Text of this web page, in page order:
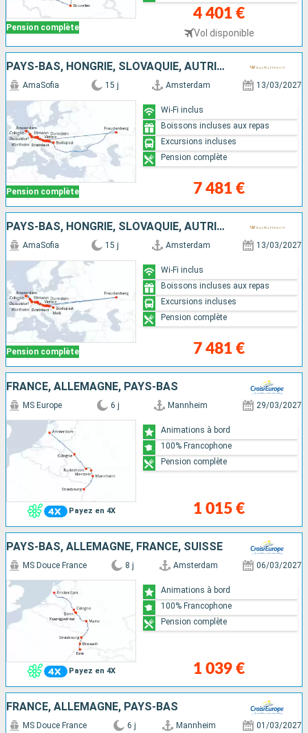
Pension complète
4 401 €
Vol disponible
PAYS-BAS, HONGRIE, SLOVAQUIE, AUTRICHE, ALLEMAGNE
Pension complète
AmaSofia 15 j Amsterdam 13/03/2027
7 481 €
Wi-Fi inclus
Boissons incluses aux repas
Excursions incluses
Pension complète
PAYS-BAS, HONGRIE, SLOVAQUIE, AUTRICHE, ALLEMAGNE
Pension complète
AmaSofia 15 j Amsterdam 13/03/2027
7 481 €
Wi-Fi inclus
Boissons incluses aux repas
Excursions incluses
Pension complète
FRANCE, ALLEMAGNE, PAYS-BAS
Payez en 4X
MS Europe 6 j Mannheim 29/03/2027
1 015 €
Animations à bord
100% Francophone
Pension complète
PAYS-BAS, ALLEMAGNE, FRANCE, SUISSE
Payez en 4X
MS Douce France 8 j Amsterdam 06/03/2027
1 039 €
Animations à bord
100% Francophone
Pension complète
FRANCE, ALLEMAGNE, PAYS-BAS
MS Douce France 6 j Mannheim 01/03/2027